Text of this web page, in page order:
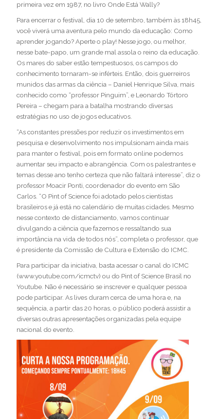
primeira vez em 1987, no livro Onde Está Wally?
Para encerrar o festival, dia 10 de setembro, também às 18h45,
você viverá uma aventura pelo mundo da educação: Como
aprender jogando? Aperte o play! Nesse jogo, ou melhor,
nesse bate-papo, um grande mal assola o reino da educação.
Os mares do saber estão tempestuosos, os campos do
conhecimento tornaram-se inférteis. Então, dois guerreiros
munidos das armas da ciência – Daniel Henrique Silva, mais
conhecido como “professor Pinguim”, e Leonardo Tórtoro
Pereira – chegam para a batalha mostrando diversas
estratégias no uso de jogos educativos.
“As constantes pressões por reduzir os investimentos em
pesquisa e desenvolvimento nos impulsionam ainda mais
para manter o festival, pois em formato online podemos
aumentar seu impacto e abrangência. Com os palestrantes e
temas desse ano tenho certeza que não faltará interesse”, diz o
professor Moacir Ponti, coordenador do evento em São
Carlos. “O Pint of Science foi adotado pelos cientistas
brasileiros e já está no calendário de muitas cidades. Mesmo
nesse contexto de distanciamento, vamos continuar
divulgando a ciência que fazemos e ressaltando sua
importância na vida de todos nós”, completa o professor, que
é presidente da Comissão de Cultura e Extensão do ICMC.
Para participar da iniciativa, basta acessar o canal do ICMC
(www.youtube.com/icmctv) ou do Pint of Science Brasil no
Youtube. Não é necessário se inscrever e qualquer pessoa
pode participar. As lives duram cerca de uma hora e, na
sequência, a partir das 20 horas, o público poderá assistir a
diversas outras apresentações organizadas pela equipe
nacional do evento.